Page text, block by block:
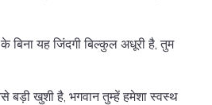
के बिना यह जिंदगी बिल्कुल अधूरी है, तुम
बड़ी खुशी है, भगवान तुम्हें हमेशा स्वस्थ